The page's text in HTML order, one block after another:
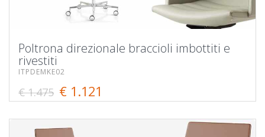
Poltrona direzionale braccioli imbottiti e
rivestiti
ITPDEMKE02
€ 1.475 € 1.121